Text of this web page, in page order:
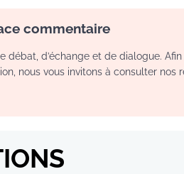
commentaire
débat, d’échange et de dialogue.
nous vous invitons à consulter nos